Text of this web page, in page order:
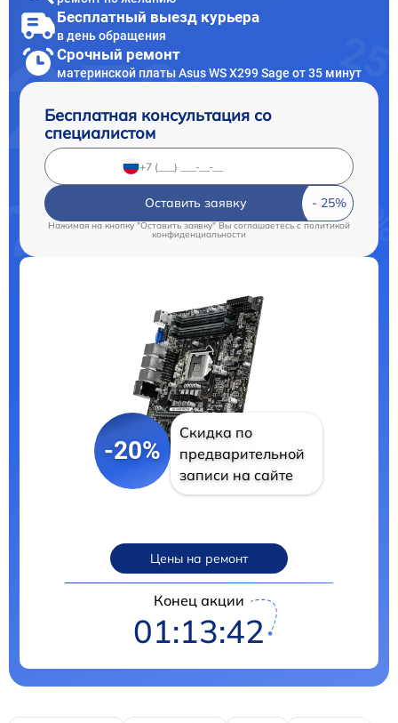
Бесплатный выезд курьера
в день обращения
Срочный ремонт
материнской платы Asus WS X299 Sage от 35 минут
Бесплатная консультация со
специалистом
Оставить заявку
Нажимая на кнопку "Оставить заявку" Вы соглашаетесь c политикой
конфиденциальности
-20%
Скидка по
предварительной
записи на сайте
Цены на ремонт
Конец акции
01:13:41